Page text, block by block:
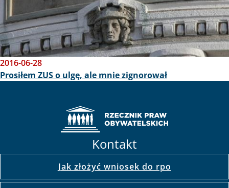
2016-06-28
Prosiłem ZUS o ulgę, ale mnie zignorował
Kontakt
Jak złożyć wniosek do rpo